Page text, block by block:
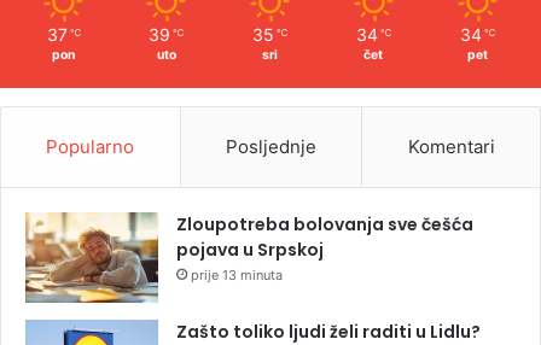
37 ℃
pon
39 ℃
uto
35 ℃
sri
34 ℃
čet
34 ℃
pet
Popularno Posljednje Komentari
Zloupotreba bolovanja sve češća
pojava u Srpskoj
prije 13 minuta
Zašto toliko ljudi želi raditi u Lidlu?